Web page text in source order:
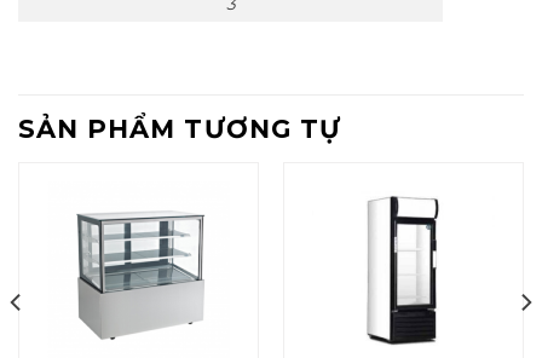
SẢN PHẨM TƯƠNG TỰ